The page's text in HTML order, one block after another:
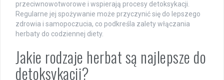
przeciwnowotworowe i wspierają procesy detoksykacji.
Regularne jej spożywanie może przyczynić się do lepszego
zdrowia i samopoczucia, co podkreśla zalety włączania
herbaty do codziennej diety.
Jakie rodzaje herbat są najlepsze do
detoksykacji?